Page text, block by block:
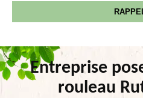
Entreprise
rouleau